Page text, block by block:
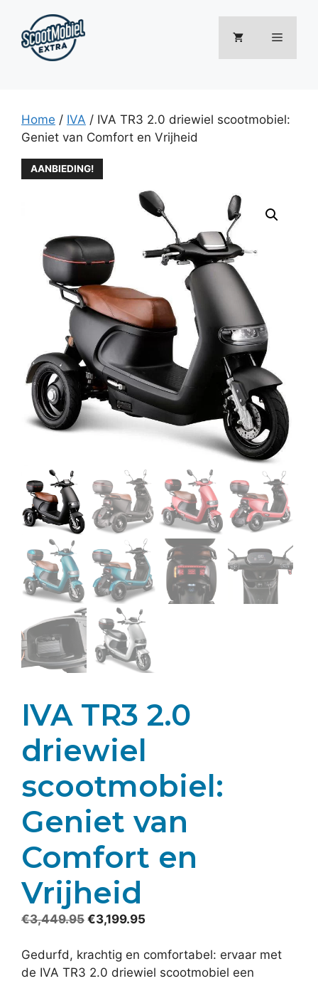
inhoud
Menu
Home / IVA / IVA TR3 2.0 driewiel scootmobiel:
Geniet van Comfort en Vrijheid
AANBIEDING!
IVA TR3 2.0
driewiel
scootmobiel:
Geniet van
Comfort en
Vrijheid
€3,449.95 Oorspronkelijke
was:
€3,449.95.
€3,199.95
is:
€3,199.95.
Gedurfd, krachtig en comfortabel: ervaar met
de IVA TR3 2.0 driewiel scootmobiel een